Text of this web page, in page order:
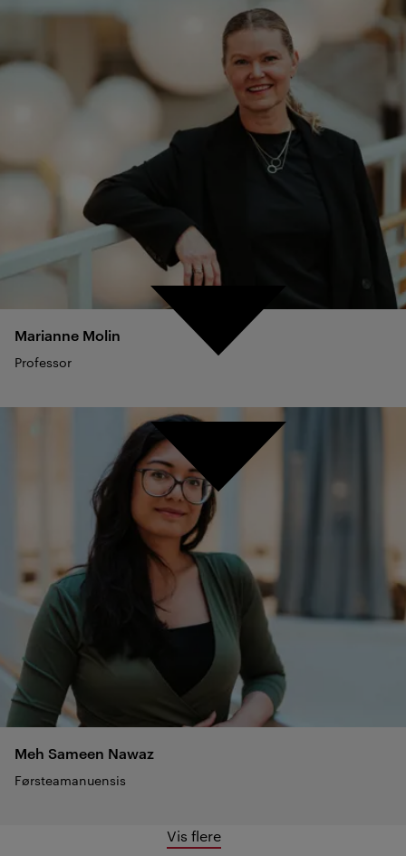
Marianne Molin
Professor
Meh Sameen Nawaz
Førsteamanuensis
Vis flere